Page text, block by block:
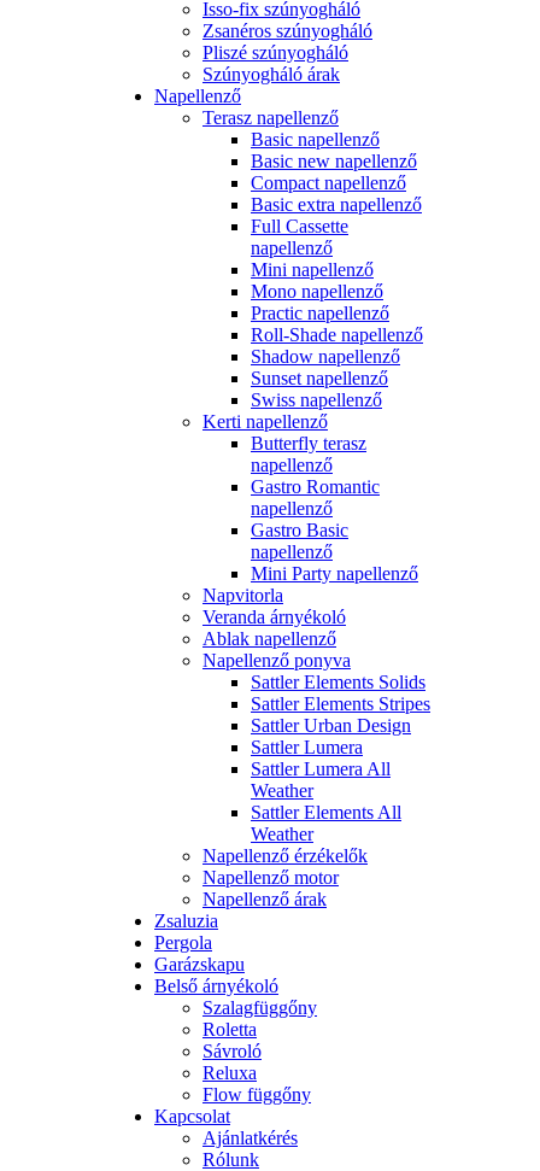
Isso-fix szúnyogháló
Zsanéros szúnyogháló
Pliszé szúnyogháló
Szúnyogháló árak
Napellenző
Terasz napellenző
Basic napellenző
Basic new napellenző
Compact napellenző
Basic extra napellenző
Full Cassette
napellenző
Mini napellenző
Mono napellenző
Practic napellenző
Roll-Shade napellenző
Shadow napellenző
Sunset napellenző
Swiss napellenző
Kerti napellenző
Butterfly terasz
napellenző
Gastro Romantic
napellenző
Gastro Basic
napellenző
Mini Party napellenző
Napvitorla
Veranda árnyékoló
Ablak napellenző
Napellenző ponyva
Sattler Elements Solids
Sattler Elements Stripes
Sattler Urban Design
Sattler Lumera
Sattler Lumera All
Weather
Sattler Elements All
Weather
Napellenző érzékelők
Napellenző motor
Napellenző árak
Zsaluzia
Pergola
Garázskapu
Belső árnyékoló
Szalagfüggőny
Roletta
Sávroló
Reluxa
Flow függőny
Kapcsolat
Ajánlatkérés
Rólunk